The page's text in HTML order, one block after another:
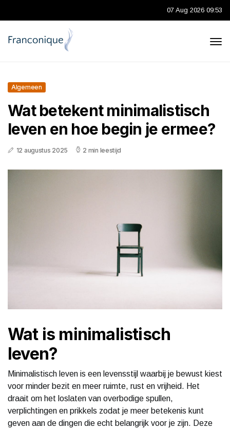
07 Aug 2026 09:53
Algemeen
Wat betekent minimalistisch
leven en hoe begin je ermee?
12 augustus 2025 2 min leestijd
Wat is minimalistisch
leven?
Minimalistisch leven is een levensstijl waarbij je bewust kiest
voor minder bezit en meer ruimte, rust en vrijheid. Het
draait om het loslaten van overbodige spullen,
verplichtingen en prikkels zodat je meer betekenis kunt
geven aan de dingen die echt belangrijk voor je zijn. Deze